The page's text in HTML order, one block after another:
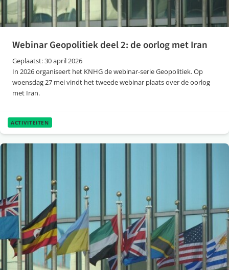
Webinar Geopolitiek deel 2: de oorlog met Iran
Geplaatst: 30 april 2026
In 2026 organiseert het KNHG de webinar-serie Geopolitiek. Op
woensdag 27 mei vindt het tweede webinar plaats over de oorlog
met Iran.
ACTIVITEITEN